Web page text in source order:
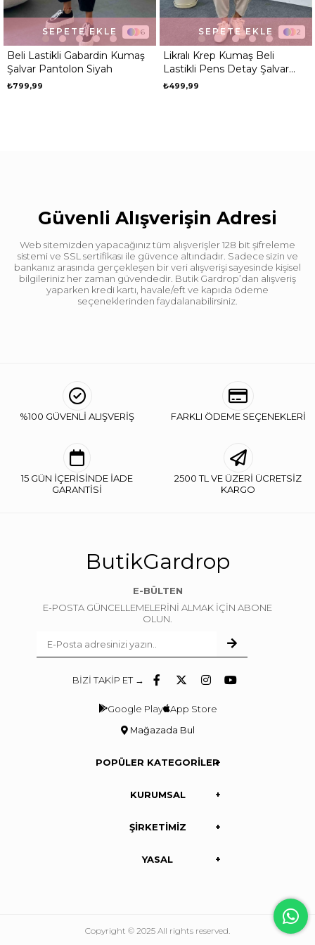
6
Beli Lastikli Gabardin Kumaş
Şalvar Pantolon Siyah
₺799,99
SEPETE EKLE 2
Likralı Krep Kumaş Beli
Lastikli Pens Detay Şalvar
Pantolon Taş
₺499,99
SEPETE EKLE
Güvenli Alışverişin Adresi
Web sitemizden yapacağınız tüm alışverişler 128 bit şifreleme
sistemi ve SSL sertifikası ile güvence altındadır. Sadece sizin ve
bankanız arasında gerçekleşen bir veri alışverişi sayesinde kişisel
bilgileriniz her zaman güvendedir. Butik Gardrop’dan alışveriş
yaparken kredi kartı, havale/eft ve kapıda ödeme
seçeneklerinden faydalanabilirsiniz.
%100 GÜVENLİ ALIŞVERİŞ FARKLI ÖDEME SEÇENEKLERİ
15 GÜN İÇERİSİNDE İADE
GARANTİSİ
2500 TL VE ÜZERİ ÜCRETSİZ
KARGO
ButikGardrop
E-BÜLTEN
E-POSTA GÜNCELLEMELERİNİ ALMAK İÇİN ABONE
OLUN.
BİZİ TAKİP ET →
Google Play App Store
Mağazada Bul
POPÜLER KATEGORİLER
KURUMSAL
ŞİRKETİMİZ
YASAL
Copyright © 2025 All rights reserved.